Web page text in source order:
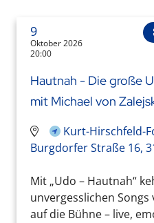
9
Oktober 2026
20:00
Hautnah - Die große
mit Michael von
Kurt-Hirschfeld-
Burgdorfer Straße 16,
Mit „Udo – Hautnah“
unvergesslichen
auf die Bühne – live,